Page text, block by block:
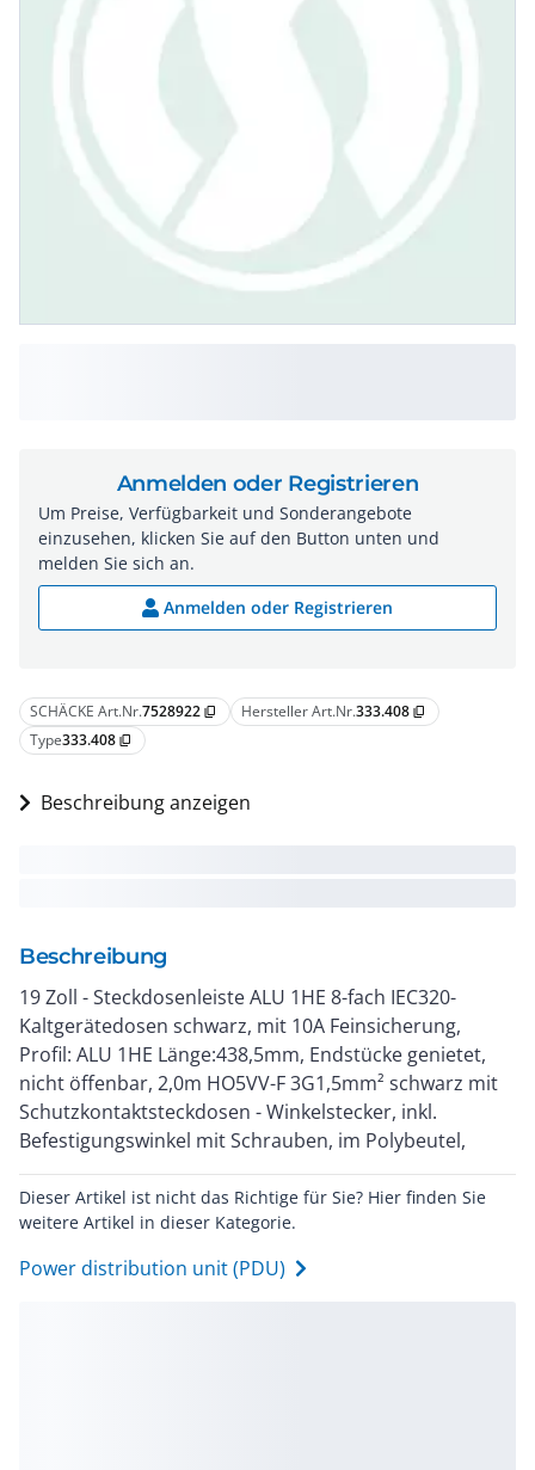
SCHÄCKE Art.Nr.7528922 content_copy Hersteller Art.Nr.333.408 content_copy
Type333.408 content_copy
Beschreibung anzeigen
Beschreibung
19 Zoll - Steckdosenleiste ALU 1HE 8-fach IEC320-
Kaltgerätedosen schwarz, mit 10A Feinsicherung,
Profil: ALU 1HE Länge:438,5mm, Endstücke genietet,
nicht öffenbar, 2,0m HO5VV-F 3G1,5mm² schwarz mit
Schutzkontaktsteckdosen - Winkelstecker, inkl.
Befestigungswinkel mit Schrauben, im Polybeutel,
Dieser Artikel ist nicht das Richtige für Sie? Hier finden Sie
weitere Artikel in dieser Kategorie.
Power distribution unit (PDU)
Anmelden oder Registrieren
Um Preise, Verfügbarkeit und Sonderangebote
einzusehen, klicken Sie auf den Button unten und
melden Sie sich an.
Anmelden oder Registrieren